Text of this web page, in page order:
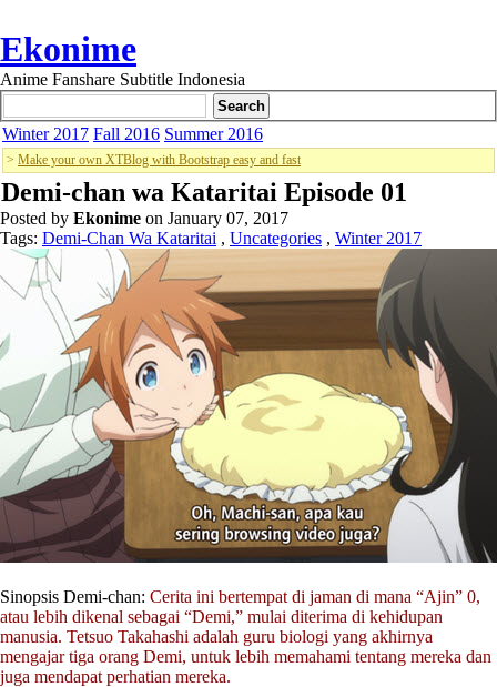
Ekonime
Anime Fanshare Subtitle Indonesia
Winter 2017 Fall 2016 Summer 2016
> Make your own XTBlog with Bootstrap easy and fast
Demi-chan wa Kataritai Episode 01
Posted by Ekonime on January 07, 2017
Tags: Demi-Chan Wa Kataritai , Uncategories , Winter 2017
Sinopsis Demi-chan: Cerita ini bertempat di jaman di mana “Ajin” 0,
atau lebih dikenal sebagai “Demi,” mulai diterima di kehidupan
manusia. Tetsuo Takahashi adalah guru biologi yang akhirnya
mengajar tiga orang Demi, untuk lebih memahami tentang mereka dan
juga mendapat perhatian mereka.